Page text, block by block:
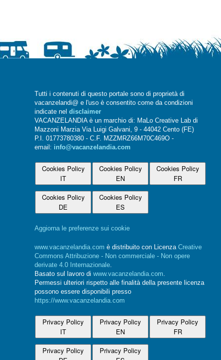
Tutti i contenuti di questo portale sono di proprietà di
vacanzelandi@ e l'uso è consentito come da condizioni
indicate nel disclaimer
VACANZELANDIA è un marchio di: MaLo Creative Lab di
Mazzoni Marzia Via Luigi Galvani, 9 - 44042 Cento (FE)
P.I. 01773780380 - C.F. MZZMRZ66M70C469O -
email: info@vacanzelandia.com
Cookies Policy
IT
Cookies Policy
EN
Cookies Policy
FR
Cookies Policy
DE
Cookies Policy
ES
Aggiorna le preferenze sui cookie
www.vacanzelandia.com è distribuito con Licenza Creative
Commons Attribuzione - Non commerciale - Non opere
derivate 4.0 Internazionale
Basato sul lavoro di www.vacanzelandia.com
Permessi ulteriori rispetto alle finalità della presente licenza
possono essere disponibili presso
https://www.vacanzelandia.com
Privacy Policy
IT
Privacy Policy
EN
Privacy Policy
FR
Privacy Policy
Privacy Policy